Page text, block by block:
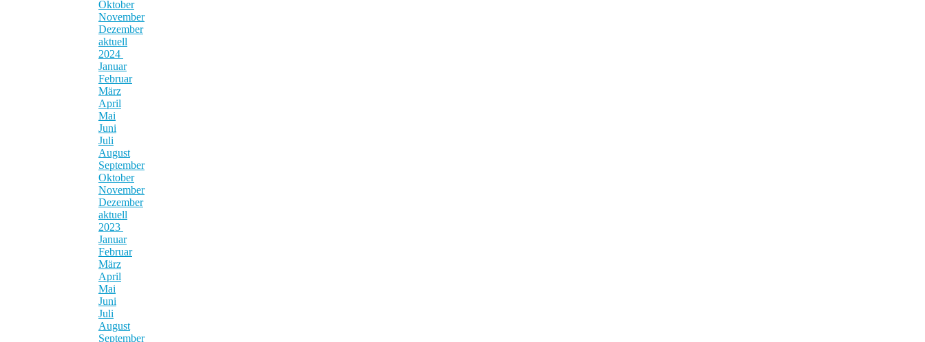
Oktober
November
Dezember
aktuell
2024
Januar
Februar
März
April
Mai
Juni
Juli
August
September
Oktober
November
Dezember
aktuell
2023
Januar
Februar
März
April
Mai
Juni
Juli
August
September